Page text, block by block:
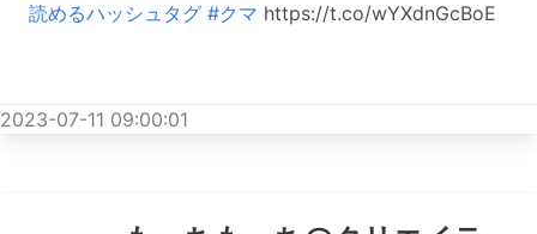
読めるハッシュタグ #クマ https://t.co/wYXdnGcBoE
2023-07-11 09:00:01